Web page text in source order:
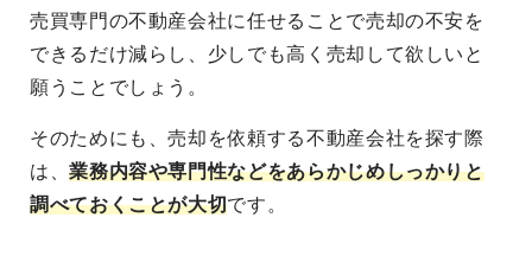
売買専門の不動産会社に任せることで売却の不安を
できるだけ減らし、少しでも高く売却して欲しいと
願うことでしょう。
そのためにも、売却を依頼する不動産会社を探す際
は、業務内容や専門性などをあらかじめしっかりと
調べておくことが大切です。